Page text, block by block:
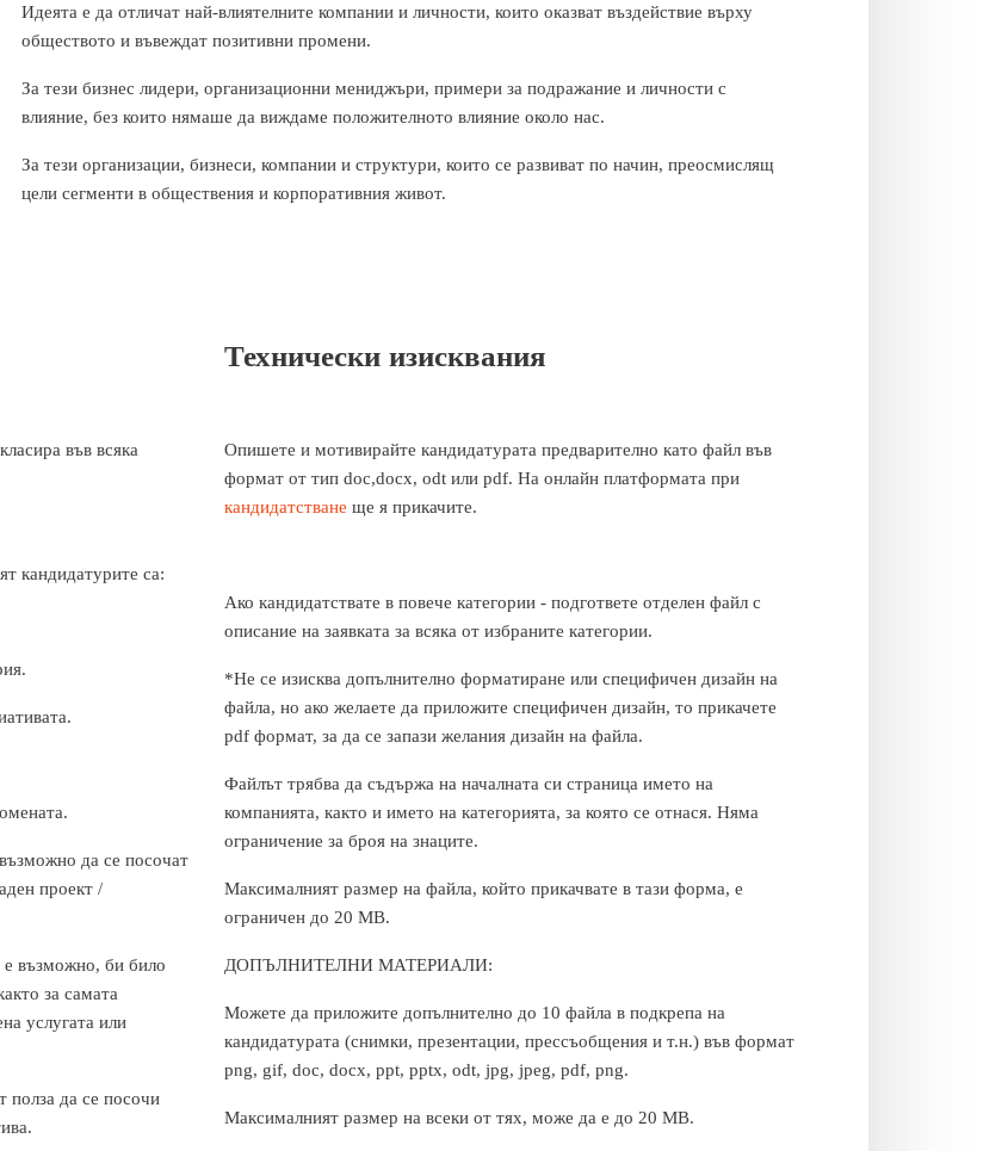
Идеята е да отличат най-влиятелните компании и личности, които оказват въздействие върху
обществото и въвеждат позитивни промени.
За тези бизнес лидери, организационни мениджъри, примери за подражание и личности с
влияние, без които нямаше да виждаме положителното влияние около нас.
За тези организации, бизнеси, компании и структури, които се развиват по начин, преосмислящ
цели сегменти в обществения и корпоративния живот.
във всяка
кандидатурите са:
да се посочат
проект /
е възможно, би било
за самата
услугата или
полза да се посочи
Технически изисквания
Опишете и мотивирайте кандидатурата предварително като файл във
формат от тип doc,docx, odt или pdf. На онлайн платформата при
кандидатстване ще я прикачите.
Ако кандидатствате в повече категории - подгответе отделен файл с
описание на заявката за всяка от избраните категории.
*Не се изисква допълнително форматиране или специфичен дизайн на
файла, но ако желаете да приложите специфичен дизайн, то прикачете
pdf формат, за да се запази желания дизайн на файла.
Файлът трябва да съдържа на началната си страница името на
компанията, както и името на категорията, за която се отнася. Няма
ограничение за броя на знаците.
Максималният размер на файла, който прикачвате в тази форма, е
ограничен до 20 MB.
ДОПЪЛНИТЕЛНИ МАТЕРИАЛИ:
Можете да приложите допълнително до 10 файла в подкрепа на
кандидатурата (снимки, презентации, прессъобщения и т.н.) във формат
png, gif, doc, docx, ppt, pptx, odt, jpg, jpeg, pdf, png.
Максималният размер на всеки от тях, може да е до 20 MB.